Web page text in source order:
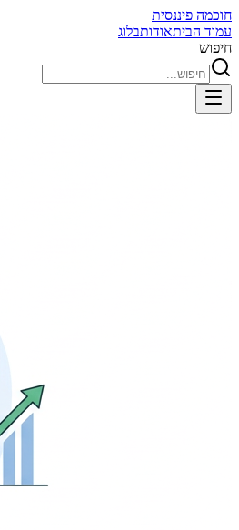
חוכמה פיננסית
עמוד הביתאודותבלוג
חיפוש